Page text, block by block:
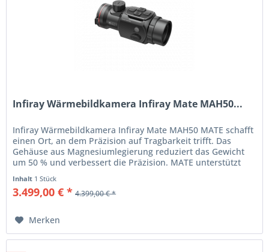
Infiray Wärmebildkamera Infiray Mate MAH50...
Infiray Wärmebildkamera Infiray Mate MAH50 MATE schafft
einen Ort, an dem Präzision auf Tragbarkeit trifft. Das
Gehäuse aus Magnesiumlegierung reduziert das Gewicht
um 50 % und verbessert die Präzision. MATE unterstützt
Inhalt 1 Stück
3.499,00 € * 4.399,00 € *
Merken